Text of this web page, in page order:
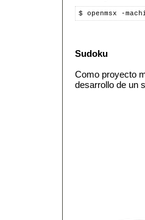
$ openmsx -
Sudoku
Como proyecto
desarrollo de un